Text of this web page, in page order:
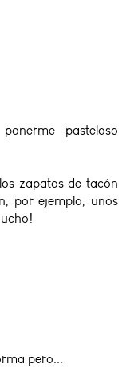
pasteloso
zapatos de tacón
por ejemplo, unos
pero...